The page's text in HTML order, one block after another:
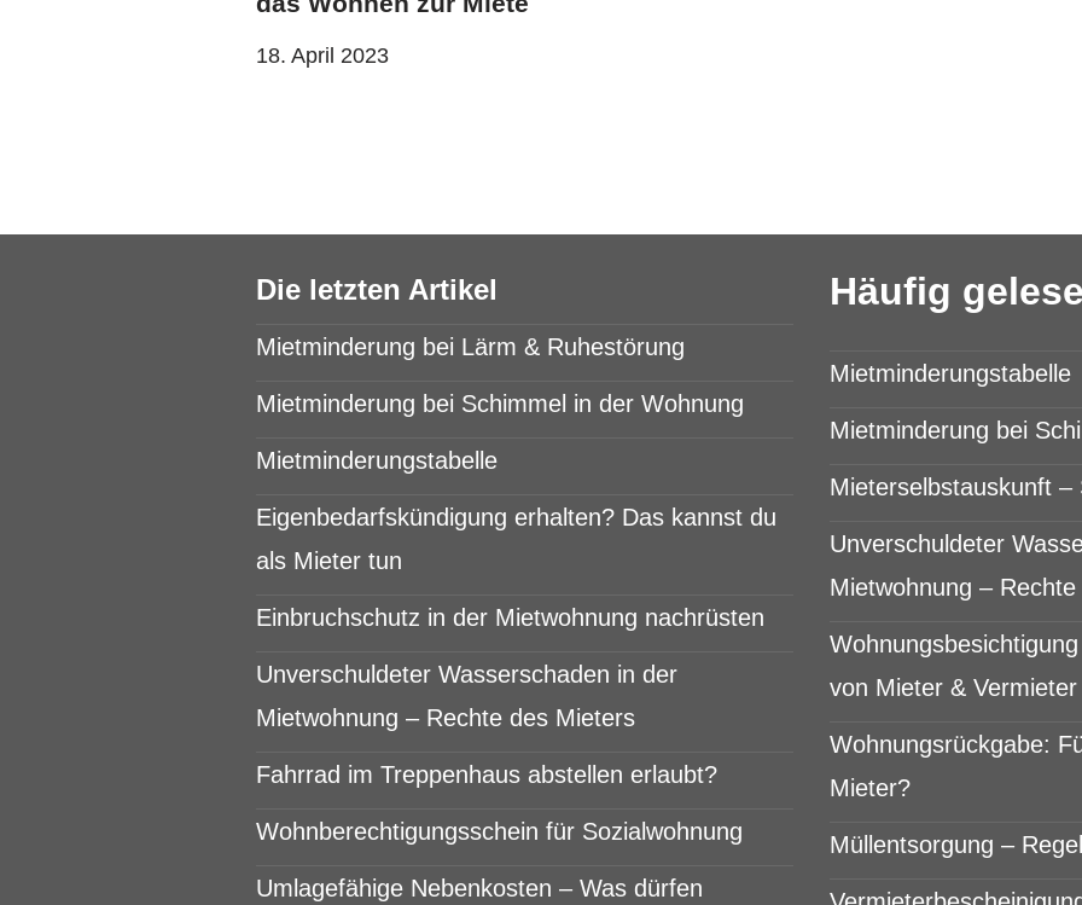
18. April 2023
Die letzten Artikel
Mietminderung bei Lärm & Ruhestörung
Mietminderung bei Schimmel in der Wohnung
Mietminderungstabelle
Eigenbedarfskündigung erhalten? Das kannst du
als Mieter tun
Einbruchschutz in der Mietwohnung nachrüsten
Unverschuldeter Wasserschaden in der
Mietwohnung – Rechte des Mieters
Fahrrad im Treppenhaus abstellen erlaubt?
Wohnberechtigungsschein für Sozialwohnung
Umlagefähige Nebenkosten – Was dürfen
Häufig
Mietminderungstabelle
Mietminderung bei
Mieterselbstauskunft
Unverschuldeter
Mietwohnung –
von Mieter & Vermieter
Wohnungsrückgabe:
Mieter?
Müllentsorgung –